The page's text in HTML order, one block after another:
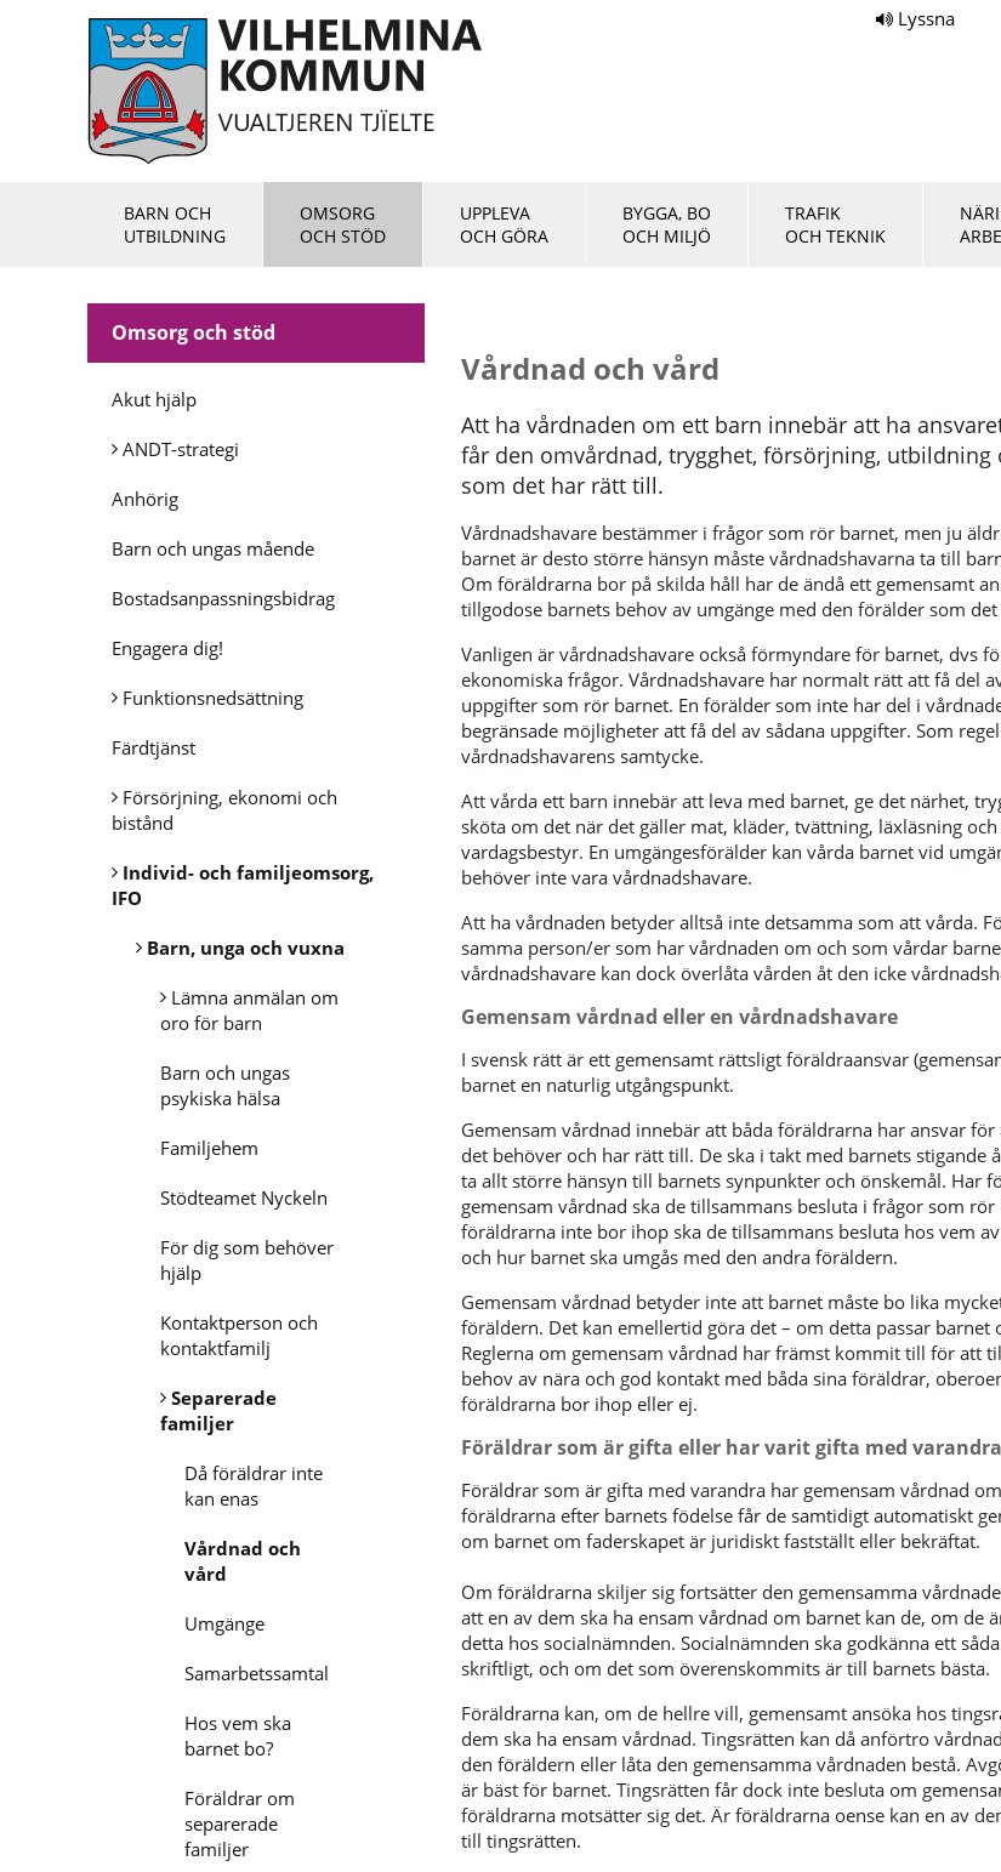
Lyssna
BARN OCH
UTBILDNING
OMSORG
OCH STÖD
UPPLEVA
OCH GÖRA
BYGGA, BO
OCH MILJÖ
TRAFIK
OCH TEKNIK
Omsorg och stöd
Akut hjälp
ANDT-strategi
Anhörig
Barn och ungas mående
Bostadsanpassningsbidrag
Engagera dig!
Funktionsnedsättning
Färdtjänst
Försörjning, ekonomi och
bistånd
Individ- och familjeomsorg,
IFO
Barn, unga och vuxna
Lämna anmälan om
oro för barn
Barn och ungas
psykiska hälsa
Familjehem
Stödteamet Nyckeln
För dig som behöver
hjälp
Kontaktperson och
kontaktfamilj
Separerade
familjer
Då föräldrar inte
kan enas
Vårdnad och
vård
Umgänge
Samarbetssamtal
Hos vem ska
barnet bo?
Föräldrar om
separerade
familjer
Vårdnad och vård
Att ha vårdnaden om ett barn innebär att ha
får den omvårdnad, trygghet, försörjning, utbildning
som det har rätt till.
Vårdnadshavare bestämmer i frågor som rör barnet, men ju
barnet är desto större hänsyn måste vårdnadshavarna ta till
Om föräldrarna bor på skilda håll har de ändå ett gemensamt
tillgodose barnets behov av umgänge med den förälder som
Vanligen är vårdnadshavare också förmyndare för barnet, dvs
ekonomiska frågor. Vårdnadshavare har normalt rätt att få del
uppgifter som rör barnet. En förälder som inte har del i
begränsade möjligheter att få del av sådana uppgifter. Som
vårdnadshavarens samtycke.
Att vårda ett barn innebär att leva med barnet, ge det närhet,
sköta om det när det gäller mat, kläder, tvättning, läxläsning
vardagsbestyr. En umgängesförälder kan vårda barnet vid
behöver inte vara vårdnadshavare.
Att ha vårdnaden betyder alltså inte detsamma som att vårda.
samma person/er som har vårdnaden om och som vårdar
vårdnadshavare kan dock överlåta vården åt den icke
Gemensam vårdnad eller en vårdnadshavare
I svensk rätt är ett gemensamt rättsligt föräldraansvar
barnet en naturlig utgångspunkt.
Gemensam vårdnad innebär att båda föräldrarna har ansvar
det behöver och har rätt till. De ska i takt med barnets stigande
ta allt större hänsyn till barnets synpunkter och önskemål. Har
gemensam vårdnad ska de tillsammans besluta i frågor som
föräldrarna inte bor ihop ska de tillsammans besluta hos vem
och hur barnet ska umgås med den andra föräldern.
Gemensam vårdnad betyder inte att barnet måste bo lika
föräldern. Det kan emellertid göra det – om detta passar barnet
Reglerna om gemensam vårdnad har främst kommit till för att
behov av nära och god kontakt med båda sina föräldrar,
föräldrarna bor ihop eller ej.
Föräldrar som är gifta eller har varit gifta med varandra
Föräldrar som är gifta med varandra har gemensam vårdnad
föräldrarna efter barnets födelse får de samtidigt automatiskt
om barnet om faderskapet är juridiskt fastställt eller bekräftat.
Om föräldrarna skiljer sig fortsätter den gemensamma
att en av dem ska ha ensam vårdnad om barnet kan de, om de
detta hos socialnämnden. Socialnämnden ska godkänna ett
skriftligt, och om det som överenskommits är till barnets bästa.
Föräldrarna kan, om de hellre vill, gemensamt ansöka hos
dem ska ha ensam vårdnad. Tingsrätten kan då anförtro
den föräldern eller låta den gemensamma vårdnaden bestå.
är bäst för barnet. Tingsrätten får dock inte besluta om
föräldrarna motsätter sig det. Är föräldrarna oense kan en av
till tingsrätten.